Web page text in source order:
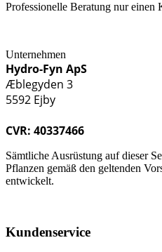
Professionelle Beratung nur einen
Unternehmen
Hydro-Fyn ApS
Æblegyden 3
5592 Ejby
CVR: 40337466
Sämtliche Ausrüstung auf dieser
Pflanzen gemäß den geltenden
entwickelt.
Kundenservice